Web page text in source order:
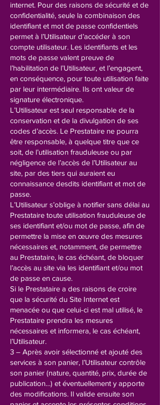
internet. Pour des raisons de sécurité et de
confidentialité, seule la combinaison des
identifiant et mot de passe confidentiels
permet à l’Utilisateur d’accéder à son
compte utilisateur. Les identifiants et les
mots de passe valent preuve de
l’habilitation de l’Utilisateur, et l’engagent,
en conséquence, pour toute utilisation faite
par leur intermédiaire. Ils ont valeur de
signature électronique.
L’Utilisateur est seul responsable de la
conservation et de la divulgation de ses
codes d’accès. Le Prestataire ne pourra
être responsable, à quelque titre que ce
soit, de l’utilisation frauduleuse ou par
négligence de l’accès de l’Utilisateur au
site, par des tiers qui auraient eu
connaissance desdits identifiant et mot de
passe.
L’Utilisateur s’oblige à notifier sans délai au
Prestataire toute utilisation frauduleuse de
ses identifiant et/ou mot de passe, afin de
permettre la mise en œuvre des mesures
nécessaires et, notamment, de permettre
au Prestataire, le cas échéant, de bloquer
l’accès au site via les identifiant et/ou mot
de passe en cause.
Si le Prestataire a des raisons de croire
que la sécurité du Site Internet est
menacée ou que celui-ci est mal utilisé, le
Prestataire prendra les mesures
nécessaires et informera, le cas échéant,
l’Utilisateur.
3 – Après avoir sélectionné et ajouté des
services à son panier, l’Utilisateur contrôle
son panier (nature, quantité, prix, durée de
publication…) et éventuellement y apporte
des modifications. Il valide ensuite son